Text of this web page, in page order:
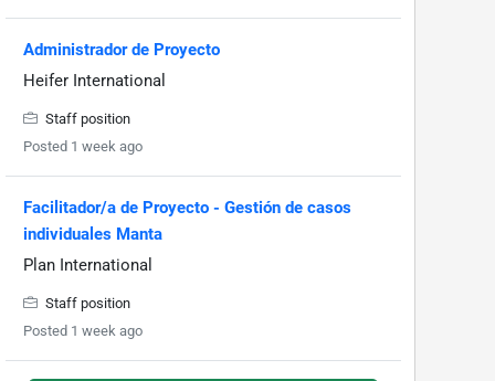
Administrador de Proyecto
Heifer International
Staff position
Posted 1 week ago
Facilitador/a de Proyecto - Gestión de casos
individuales Manta
Plan International
Staff position
Posted 1 week ago